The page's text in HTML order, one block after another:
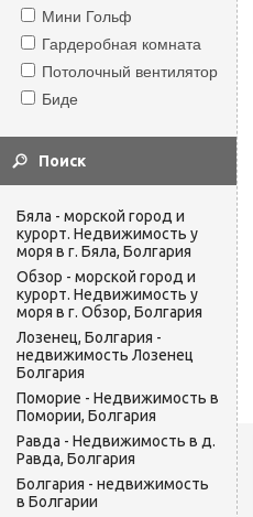
Мини Гольф
Гардеробная комната
Потолочный вентилятор
Биде
Бяла - морской город и
курорт. Недвижимость у
моря в г. Бяла, Болгария
Обзор - морской город и
курорт. Недвижимость у
моря в г. Обзор, Болгария
Лозенец, Болгария -
недвижимость Лозенец
Болгария
Поморие - Недвижимость в
Помории, Болгария
Равда - Недвижимость в д.
Равда, Болгария
Болгария - недвижимость
в Болгарии